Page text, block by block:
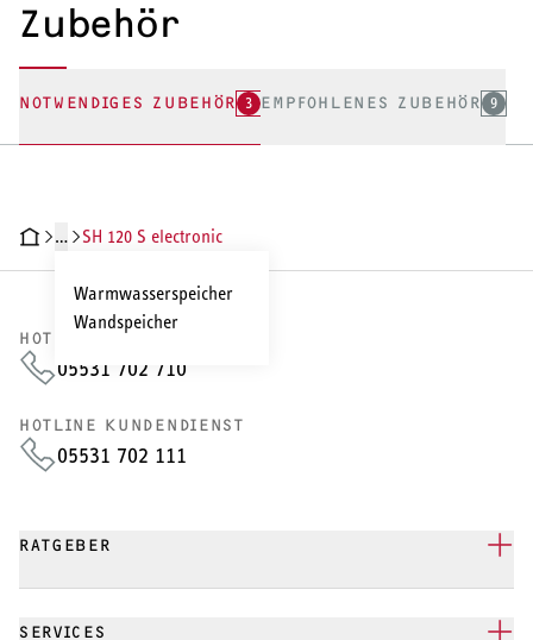
Zubehör
NOTWENDIGES ZUBEHÖR 3 EMPFOHLENES ZUBEHÖR 9
DATENDOKUMENTE
…
Warmwasserspeicher
Wandspeicher
SH 120 S electronic
HOTLINE VERTRIEB
05531 702 710
HOTLINE KUNDENDIENST
05531 702 111
RATGEBER
SERVICES